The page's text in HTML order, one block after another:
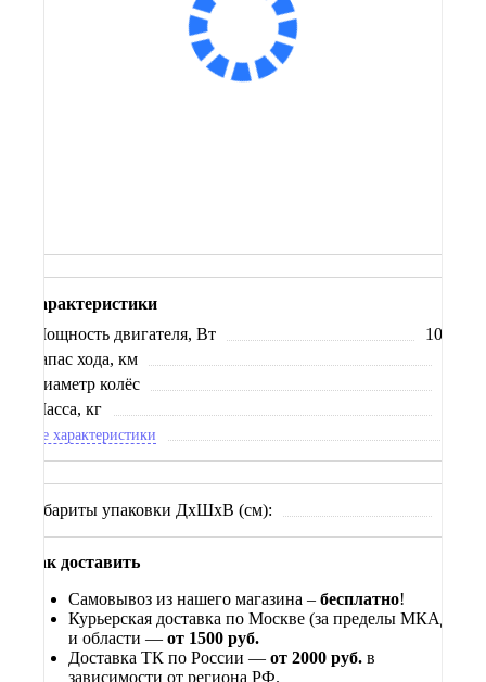
Сообщить о поступлении
Характеристики
Мощность двигателя, Вт
1000
Запас хода, км
Диаметр колёс
Масса, кг
Все характеристики
Габариты упаковки ДхШхВ (см):
Как доставить
Самовывоз из нашего магазина – бесплатно!
Курьерская доставка по Москве (за пределы МКАД)
и области — от 1500 руб.
Доставка ТК по России — от 2000 руб. в
зависимости от региона РФ.